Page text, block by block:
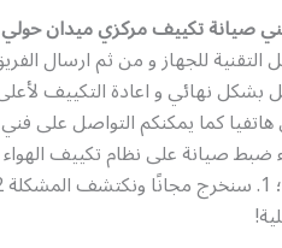
صيانة تكييف مركزي ميدان حولي
التقنية للجهاز و من ثم ارسال
بشكل نهائي و اعادة التكييف
هاتفيا كما يمكنكم التواصل على